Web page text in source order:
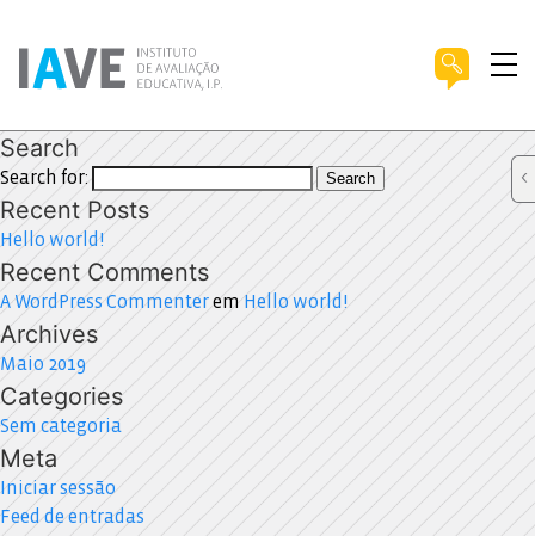
Search
Search for: Search
Recent Posts
Hello world!
Recent Comments
A WordPress Commenterem Hello world!
Archives
Maio 2019
Categories
Sem categoria
Meta
Iniciar sessão
Feed de entradas